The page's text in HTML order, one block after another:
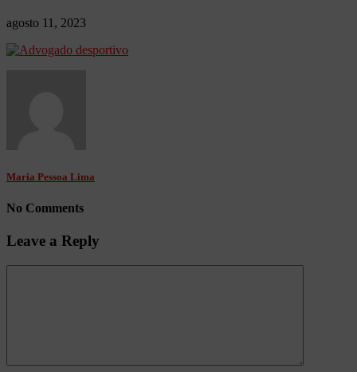
agosto 11, 2023
Maria Pessoa Lima
No Comments
Leave a Reply